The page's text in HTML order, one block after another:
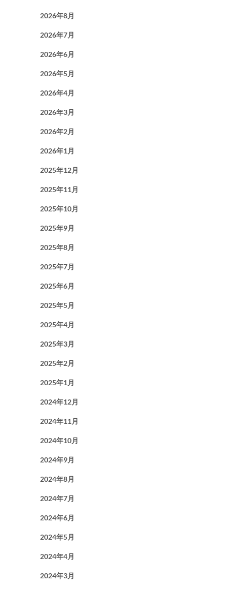
2026年8月
2026年7月
2026年6月
2026年5月
2026年4月
2026年3月
2026年2月
2026年1月
2025年12月
2025年11月
2025年10月
2025年9月
2025年8月
2025年7月
2025年6月
2025年5月
2025年4月
2025年3月
2025年2月
2025年1月
2024年12月
2024年11月
2024年10月
2024年9月
2024年8月
2024年7月
2024年6月
2024年5月
2024年4月
2024年3月